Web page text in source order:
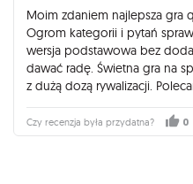
Moim zdaniem najlepsza gra
Ogrom kategorii i pytań
wersja podstawowa bez
dawać radę. Świetna gra na
z dużą dozą rywalizacji.
Czy recenzja była przydatna? 0